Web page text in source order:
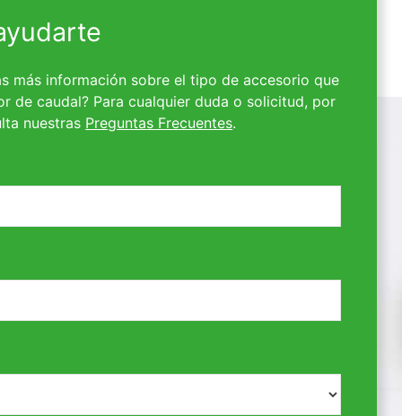
más información sobre el tipo de accesorio que
de caudal? Para cualquier duda o solicitud, por
nuestras Preguntas Frecuentes.